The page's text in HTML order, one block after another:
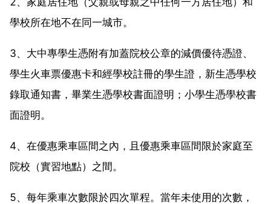
學校所在地不在同一城市。
3、大中專學生憑附有加蓋院校公章的減價優待憑證、
學生火車票優惠卡和經學校註冊的學生證，新生憑學校
錄取通知書，畢業生憑學校書面證明；小學生憑學校書
面證明。
4、在優惠乘車區間之內，且優惠乘車區間限於家庭至
院校（實習地點）之間。
5、每年乘車次數限於四次單程。當年未使用的次數，